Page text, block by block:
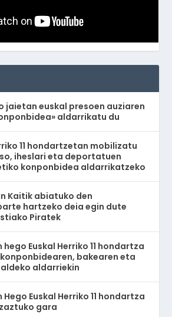
jaietan euskal presoen auziaren
aldarrikatu du
11 hondartzetan mobilizatu
iheslari eta deportatuen
konponbidea aldarrikatzeko
Kaitik abiatuko den
hartzeko deia egin dute
Piratek
Euskal Herriko 11 hondartza
bakearen eta
aldarriekin
Euskal Herriko 11 hondartza
gara